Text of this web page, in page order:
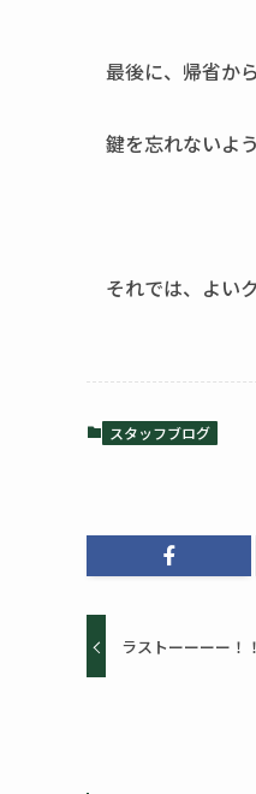
最後に、帰省か
鍵を忘れないよ
それでは、よい
スタッフブログ
ラストーーーー